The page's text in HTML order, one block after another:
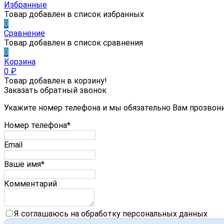
Избранные
Товар добавлен в список избранных
0
Сравнение
Товар добавлен в список сравнения
0
Корзина
0 ₽
Товар добавлен в корзину!
Заказать обратный звонок
Укажите номер телефона и мы обязательно Вам
Номер телефона*
Email
Ваше имя*
Комментарий
Я соглашаюсь на обработку персональных данных